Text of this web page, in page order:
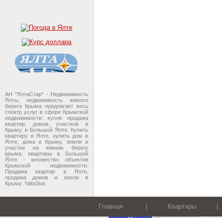
АН "ЯлтаСтар" - Недвижимость
Ялты, недвижимость южного
берега Крыма предлагает весь
спектр услуг в сфере Крымской
недвижимости: купля продажа
квартир, домов, участков в
Крыму, в Большой Ялте. Купить
квартиру в Ялте, купить дом в
Ялте, дома в Крыму, земля и
участки на южном берегу
крыма, квартиры в Большой
Ялте - множество объектов
Крымской недвижимости.
Продажа квартир в Ялте,
продажа домов и земли в
Крыму. YaltaStar.
Главная Квартиры